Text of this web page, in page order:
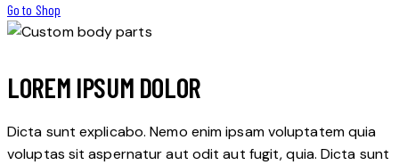
Go to Shop
LOREM IPSUM DOLOR
Dicta sunt explicabo. Nemo enim ipsam voluptatem quia
voluptas sit aspernatur aut odit aut fugit, quia. Dicta sunt